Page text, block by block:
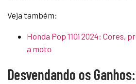
Veja também:
Honda Pop 110i 2024: Cores,
a moto
Desvendando os